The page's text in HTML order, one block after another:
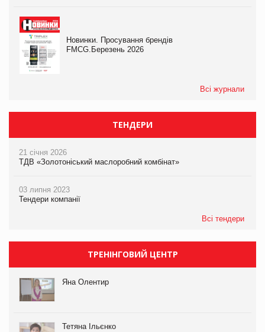
Новинки. Просування брендів
FMCG.Березень 2026
Всі журнали
ТЕНДЕРИ
21 січня 2026
ТДВ «Золотоніський маслоробний комбінат»
03 липня 2023
Тендери компанії
Всі тендери
ТРЕНІНГОВИЙ ЦЕНТР
Яна Олентир
Тетяна Ільєнко